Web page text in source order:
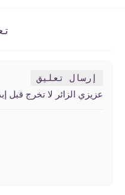
إرسال تعليق
عزيزي الزائر لا تخرج قبل